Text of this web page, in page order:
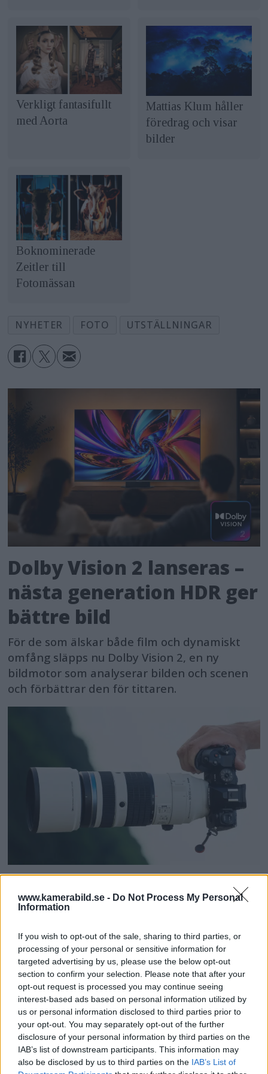
www.kamerabild.se - Do Not Process My Personal
Information
If you wish to opt-out of the sale, sharing to third parties, or
processing of your personal or sensitive information for
targeted advertising by us, please use the below opt-out
section to confirm your selection. Please note that after your
opt-out request is processed you may continue seeing
interest-based ads based on personal information utilized by
us or personal information disclosed to third parties prior to
your opt-out. You may separately opt-out of the further
disclosure of your personal information by third parties on the
IAB’s list of downstream participants. This information may
also be disclosed by us to third parties on the IAB’s List of
Verkligt fantasifullt
med Aorta
Mattias Klum håller
föredrag och visar
bilder
Boknominerade
Zeitler till
Fotomässan
NYHETER FOTO UTSTÄLLNINGAR
Dolby Vision 2 lanseras –
nästa generation HDR ger
bättre bild
För de som älskar både film och dynamiskt
omfång släpps nu Dolby Vision 2, en ny
bildmotor som analyserar bilden och scenen
och förbättrar den för tittaren.
gratislån av kameror &
objektiv i Sverige
OM System lanserar nu "Test & Wow"-
programmet i Sverige, vilket gör det möjligt
att låna hem kameror och objektiv under fem
dagar för att se hur utrustningen passar dina
behov.